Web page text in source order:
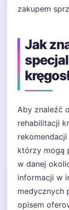
zakupem
Jak
Aby znaleźć
rehabilitacji
którzy mogą
w danej
informacji w
medycznych
opisem